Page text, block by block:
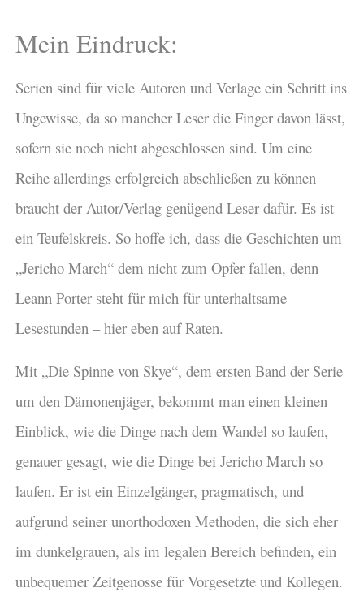
Mein Eindruck:
Serien sind für viele Autoren und Verlage ein Schritt ins
Ungewisse, da so mancher Leser die Finger davon lässt,
sofern sie noch nicht abgeschlossen sind. Um eine
Reihe allerdings erfolgreich abschließen zu können
braucht der Autor/Verlag genügend Leser dafür. Es ist
ein Teufelskreis. So hoffe ich, dass die Geschichten um
„Jericho March“ dem nicht zum Opfer fallen, denn
Leann Porter steht für mich für unterhaltsame
Lesestunden – hier eben auf Raten.
Mit „Die Spinne von Skye“, dem ersten Band der Serie
um den Dämonenjäger, bekommt man einen kleinen
Einblick, wie die Dinge nach dem Wandel so laufen,
genauer gesagt, wie die Dinge bei Jericho March so
laufen. Er ist ein Einzelgänger, pragmatisch, und
aufgrund seiner unorthodoxen Methoden, die sich eher
im dunkelgrauen, als im legalen Bereich befinden, ein
unbequemer Zeitgenosse für Vorgesetzte und Kollegen.